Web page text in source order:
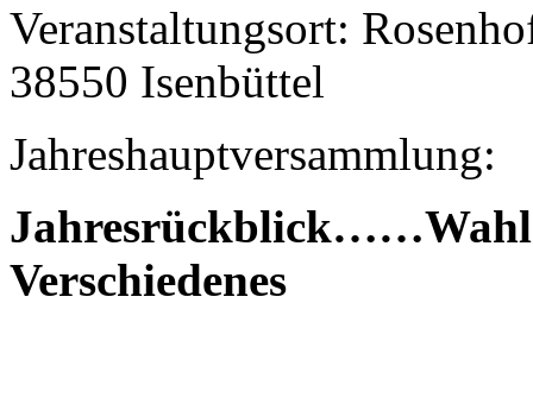
Veranstaltungsort:
38550 Isenbüttel
Jahreshauptversammlung:
Verschiedenes